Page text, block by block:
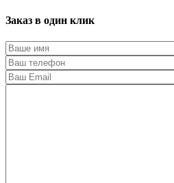
Заказ в один клик